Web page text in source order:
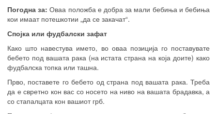
Погодна за:Оваа положба е добра за мали бебиња и бебиња
кои имаат потешкотии „да се закачат“.
Спојка или фудбалски зафат
Како што навестува името, во оваа позиција го поставувате
бебето под вашата рака (на истата страна на која доите) како
фудбалска топка или ташна.
Прво, поставете го бебето од страна под вашата рака. Треба
да е свретно кон вас со носето на ниво на вашата брадавка, а
со стапалцата кон вашиот грб.